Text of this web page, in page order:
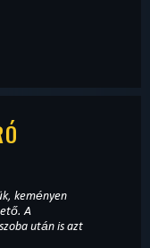
keményen
A
után is azt